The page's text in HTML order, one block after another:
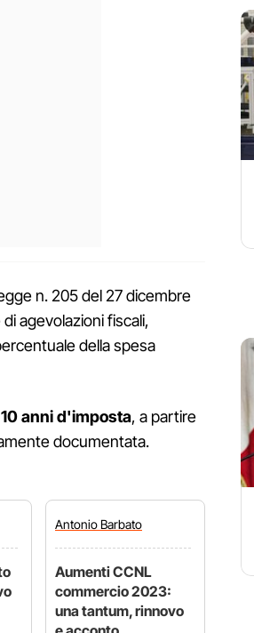
n. 205 del 27 dicembre
agevolazioni fiscali,
della spesa
anni d'imposta, a partire
documentata.
AntonioBarbato
Aumenti CCNL
commercio 2023:
una tantum, rinnovo